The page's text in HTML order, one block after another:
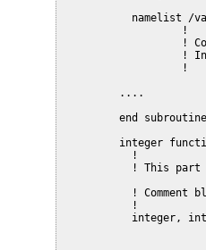
namelist /
                 !
!
!
                 !
       ....
end
integer
         !
! This part
! Comment
         !
integer,